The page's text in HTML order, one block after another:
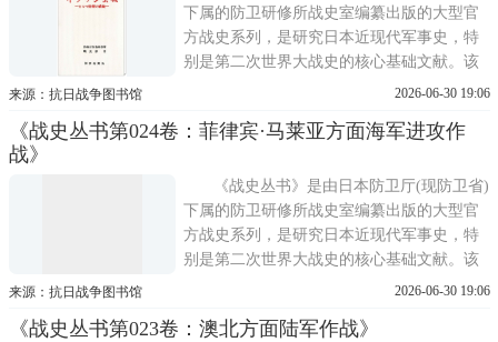
避免战争记忆散佚;同
下属的防卫研修所战史室编纂出版的大型官
方战史系列，是研究日本近现代军事史，特
别是第二次世界大战史的核心基础文献。该
丛书的编纂工作始于1955年，正值日本战后
于系统整理与保存旧日军遗留的大量原始档
避免战争记忆散佚;同
来源：抗日战争图书馆 2026-06-30 19:06
《战史丛书第024卷：菲律宾·马莱亚方面海军进攻作
战》
《战史丛书》是由日本防卫厅(现防卫省)
下属的防卫研修所战史室编纂出版的大型官
方战史系列，是研究日本近现代军事史，特
别是第二次世界大战史的核心基础文献。该
丛书的编纂工作始于1955年，正值日本战后
于系统整理与保存旧日军遗留的大量原始档
来源：抗日战争图书馆 2026-06-30 19:06
《战史丛书第023卷：澳北方面陆军作战》